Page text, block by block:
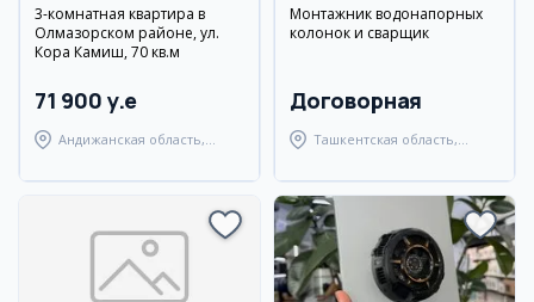
3-комнатная квартира в
Олмазорском районе, ул.
Кора Камиш, 70 кв.м
71 900 y.e
Андижанская область,
Монтажник водонапорных
колонок и сварщик
Договорная
Ташкентская область,